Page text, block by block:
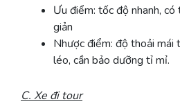
Ưu điểm: tốc độ nhanh, có
giản
Nhược điểm: độ thoải mái
léo, cần bảo dưỡng tỉ mỉ.
C. Xe đi tour